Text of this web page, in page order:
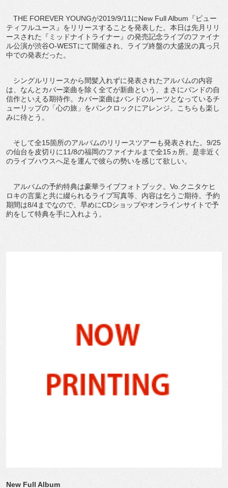
THE FOREVER YOUNGが2019/9/11にNew Full Album『ビュー
ティフルユース』をリリースすることを発表した。本日は先月リリ
ースされた『ミッドナイトライナー』の発売記念ライブのファイナ
ル公演が渋谷O-WESTにて開催され、ライブ終盤の大盛況の真っ只
中での発表だった。
シングルリリースから間髪入れずに発表されたアルバムの内容
は、なんとカバー楽曲を除く全てが新曲という、まさにバンドの自
信作といえる期待作。カバー楽曲はバンドのルーツとなっているチ
ューリップの「心の旅」をパンクロックにアレンジ。こちらも楽し
みに待とう。
そして全15箇所のアルバムのリリースツアーも発表された。9/25
の仙台を皮切りに11/8の福岡のファイナルまで全15ヵ所。是非近く
のライブハウスへ足を運んで彼らの勢いを感じて欲しい。
アルバムの予約特典は豪華ライブフォトブック。Vo.クニタケヒ
ロキの言葉と共に綴られるライブ写真等、内容は乞うご期待。予約
期間は8/4までなので、早めにCDショップやオンラインサイトで予
約をして特典を手に入れよう。
New Full Album